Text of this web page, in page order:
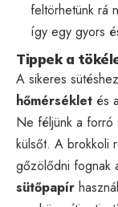
feltörhetünk rá
így egy gyors
Tippek a
A sikeres
hőmérséklet és a
Ne féljünk a forró
külsőt. A brokkoli
gőzölődni fognak
sütőpapír